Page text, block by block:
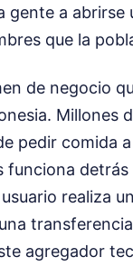
gente a
que la
de negocio
Millones
pedir comida
funciona
realiza
agregador